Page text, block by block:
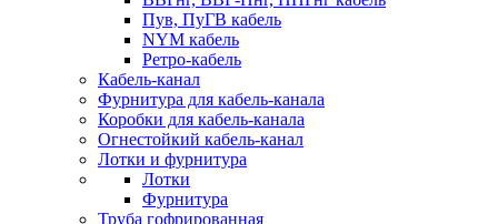
Пув, ПуГВ кабель
NYM кабель
Ретро-кабель
Кабель-канал
Фурнитура для кабель-канала
Коробки для кабель-канала
Огнестойкий кабель-канал
Лотки и фурнитура
Лотки
Фурнитура
Труба гофрированная